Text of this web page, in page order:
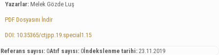
Yazarlar: Melek Gözde Luş
PDF Dosyasını İndir
DOI: 10.35365/ctjpp.19.special1.15
Referans sayısı: 0Atıf sayısı: 0İndekslenme tarihi: 23.11.2019